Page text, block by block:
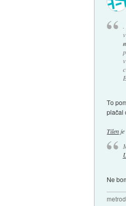
To
plačal
Tilen je
Ne